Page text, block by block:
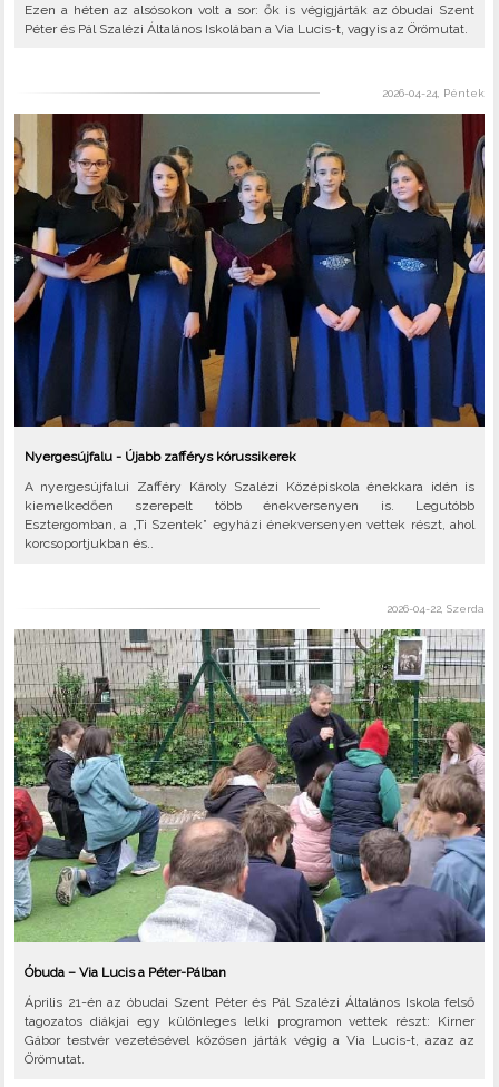
Ezen a héten az alsósokon volt a sor: ők is végigjárták az óbudai Szent
Péter és Pál Szalézi Általános Iskolában a Via Lucis-t, vagyis az Örömutat.
2026-04-24, Péntek
Nyergesújfalu - Újabb zafférys kórussikerek
A nyergesújfalui Zafféry Károly Szalézi Középiskola énekkara idén is
kiemelkedően szerepelt több énekversenyen is. Legutóbb
Esztergomban, a „Ti Szentek” egyházi énekversenyen vettek részt, ahol
korcsoportjukban és..
2026-04-22, Szerda
Óbuda – Via Lucis a Péter-Pálban
Április 21-én az óbudai Szent Péter és Pál Szalézi Általános Iskola felső
tagozatos diákjai egy különleges lelki programon vettek részt: Kirner
Gábor testvér vezetésével közösen járták végig a Via Lucis-t, azaz az
Örömutat.